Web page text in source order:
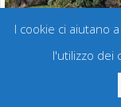
I cookie ci aiutano
l'utilizzo dei